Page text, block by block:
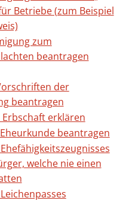
Betriebe (zum Beispiel
zum
beantragen
der
beantragen
erklären
beantragen
welche nie einen